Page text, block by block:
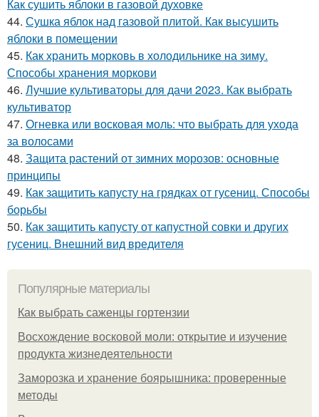
Как сушить яблоки в газовой духовке
44. Сушка яблок над газовой плитой. Как высушить
яблоки в помещении
45. Как хранить морковь в холодильнике на зиму.
Способы хранения моркови
46. Лучшие культиваторы для дачи 2023. Как выбрать
культиватор
47. Огневка или восковая моль: что выбрать для ухода
за волосами
48. Защита растений от зимних морозов: основные
принципы
49. Как защитить капусту на грядках от гусениц. Способы
борьбы
50. Как защитить капусту от капустной совки и других
гусениц. Внешний вид вредителя
Популярные материалы
Как выбрать саженцы гортензии
Восхождение восковой моли: открытие и изучение
продукта жизнедеятельности
Заморозка и хранение боярышника: проверенные
методы